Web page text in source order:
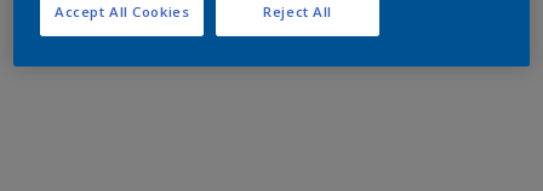
Reject All
Accept All Cookies